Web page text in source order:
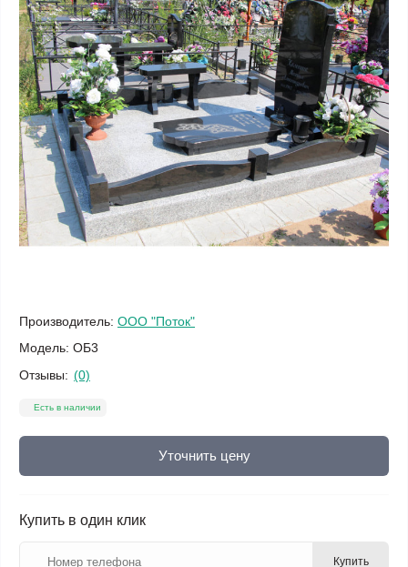
Производитель: ООО "Поток"
Модель: ОБ3
Отзывы: (0)
Есть в наличии
Уточнить цену
Купить в один клик
Купить